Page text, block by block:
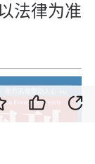
法律为准